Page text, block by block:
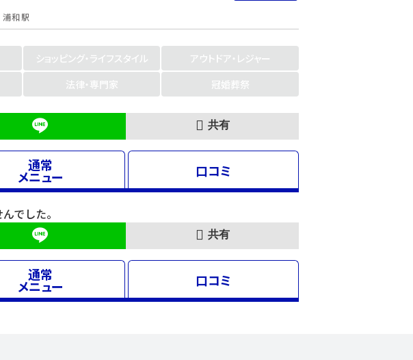
浦和駅
ショッピング・ライフスタイル
アウトドア・レジャー
法律・専門家 冠婚葬祭
共有
通常
メニュー 口コミ
でした。
共有
通常
メニュー 口コミ